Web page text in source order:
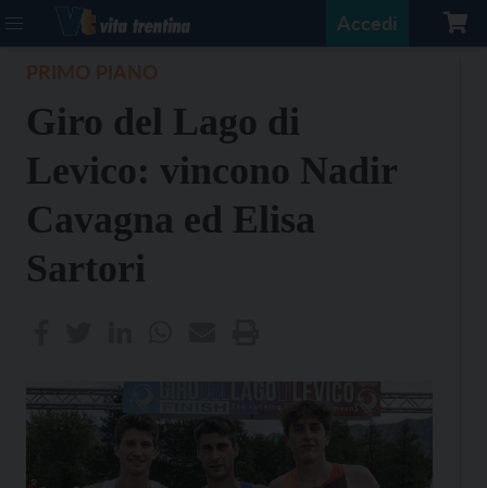
Accedi
Giro del Lago di
Levico: vincono Nadir
Cavagna ed Elisa
Sartori